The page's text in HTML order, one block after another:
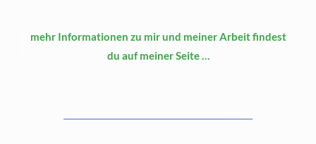
mehr Informationen zu mir und meiner Arbeit findest
du auf meiner Seite …